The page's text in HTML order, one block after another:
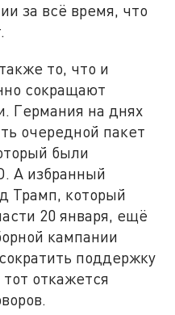
за всё время, что
то, что и
сокращают
Германия на днях
очередной пакет
были
А избранный
Трамп, который
20 января, ещё
кампании
поддержку
откажется